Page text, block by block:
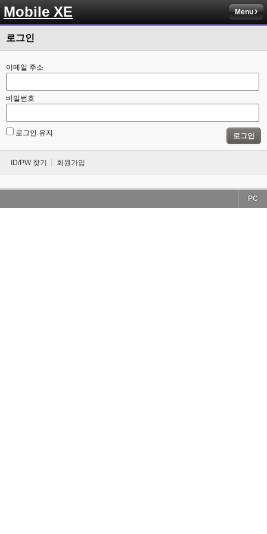
Mobile XE Menu
로그인
이메일 주소
비밀번호
로그인 유지 로그인
ID/PW 찾기 회원가입
PC